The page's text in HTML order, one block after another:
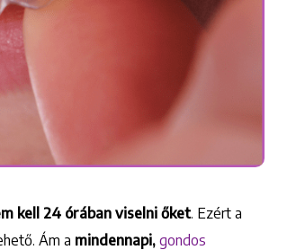
kell 24 órában viselni őket. Ezért a
Ám a mindennapi, gondos